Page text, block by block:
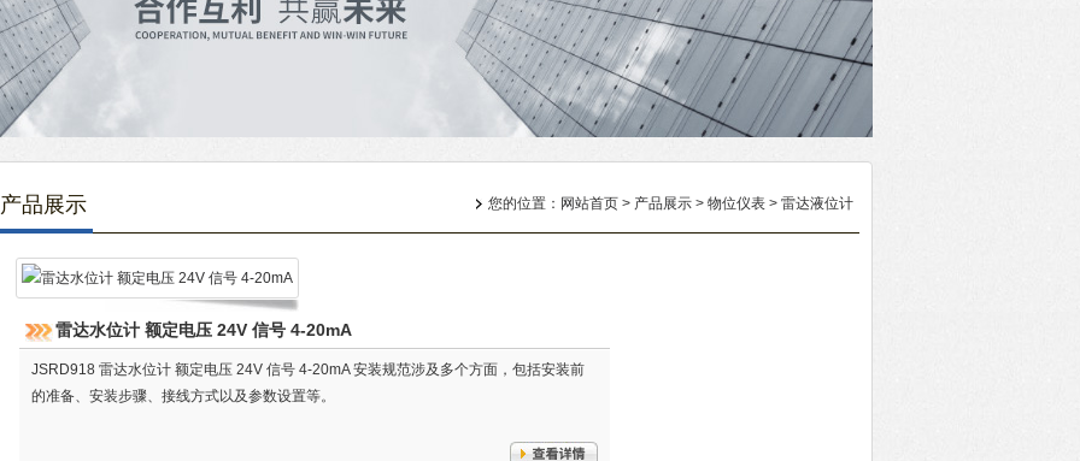
产品展示 您的位置： 网站首页 > 产品展示 > 物位仪表 > 雷达液位计
雷达水位计 额定电压 24V 信号 4-20mA
JSRD918 雷达水位计 额定电压 24V 信号 4-20mA 安装规范涉及多个方面，包括安装前
的准备、安装步骤、接线方式以及参数设置等。